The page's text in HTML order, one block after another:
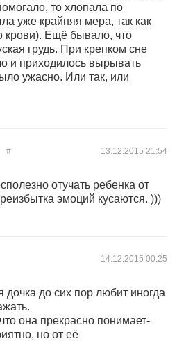
то хлопала по
уже крайняя мера, так как
крови). Ещё бывало, что
грудь. При крепком сне
и приходилось вырывать
ужасно. Или так, или
13.12.2015 21:54
#
отучать ребенка от
эмоций кусаются. )))
14.12.2015 00:25
до сих пор любит иногда
она прекрасно понимает-
но от её